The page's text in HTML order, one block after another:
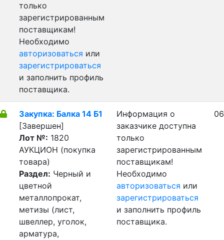
только
зарегистрированным
поставщикам!
Необходимо
авторизоваться или
зарегистрироваться
и заполнить профиль
поставщика.
Закупка: Балка 14 Б1
[Завершен]
Лот №: 1820
АУКЦИОН (покупка
товара)
Раздел: Черный и
цветной
металлопрокат,
метизы (лист,
швеллер, уголок,
арматура,
Информация о
заказчике доступна
только
зарегистрированным
поставщикам!
Необходимо
авторизоваться или
зарегистрироваться
и заполнить профиль
поставщика.